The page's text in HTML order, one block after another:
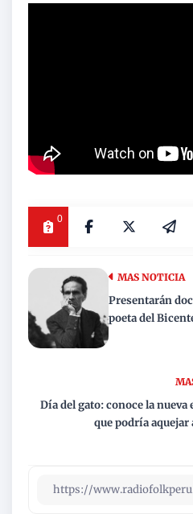
0
Día del gato: conoce la nueva
que podría
MAS NOTICIA
Presentarán
poeta del